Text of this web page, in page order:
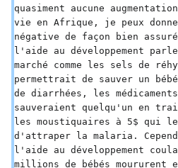
quasiment aucune
vie en Afrique, je peux
négative de façon bien
l'aide au développement
marché comme les sels de
permettrait de sauver un
de diarrhées, les médicaments
sauveraient quelqu'un en
les moustiquaires à 5$ qui
d'attraper la malaria.
l'aide au développement
millions de bébés moururent